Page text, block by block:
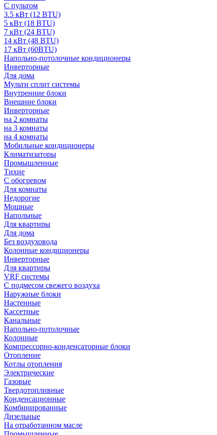
С пультом
3.5 кВт (12 BTU)
5 кВт (18 BTU)
7 кВт (24 BTU)
14 кВт (48 BTU)
17 кВт (60BTU)
Напольно-потолочные кондиционеры
Инверторные
Для дома
Мульти сплит системы
Внутренние блоки
Внешние блоки
Инверторные
на 2 комнаты
на 3 комнаты
на 4 комнаты
Мобильные кондиционеры
Климатизаторы
Промышленные
Тихие
С обогревом
Для комнаты
Недорогие
Мощные
Напольные
Для квартиры
Для дома
Без воздуховода
Колонные кондиционеры
Инверторные
Для квартиры
VRF системы
С подмесом свежего воздуха
Наружные блоки
Настенные
Кассетные
Канальные
Напольно-потолочные
Колонные
Компрессорно-конденсаторные блоки
Отопление
Котлы отопления
Электрические
Газовые
Твердотопливные
Конденсационные
Комбинированные
Дизельные
На отработанном масле